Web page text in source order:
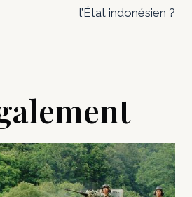
l’État indonésien ?